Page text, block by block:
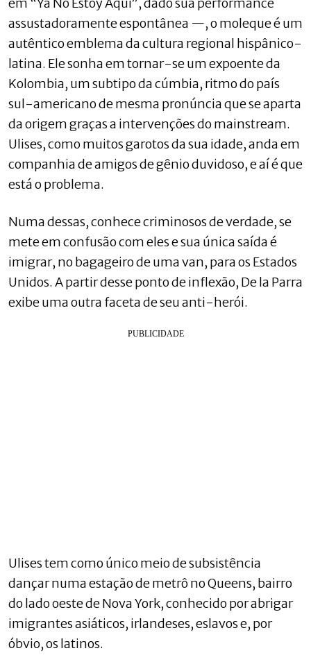
assustadoramente espontânea —, o moleque é um
autêntico emblema da cultura regional hispânico-
latina. Ele sonha em tornar-se um expoente da
Kolombia, um subtipo da cúmbia, ritmo do país
sul-americano de mesma pronúncia que se aparta
da origem graças a intervenções do mainstream.
Ulises, como muitos garotos da sua idade, anda em
companhia de amigos de gênio duvidoso, e aí é que
está o problema.
Numa dessas, conhece criminosos de verdade, se
mete em confusão com eles e sua única saída é
imigrar, no bagageiro de uma van, para os Estados
Unidos. A partir desse ponto de inflexão, De la Parra
exibe uma outra faceta de seu anti-herói.
Ulises tem como único meio de subsistência
dançar numa estação de metrô no Queens, bairro
do lado oeste de Nova York, conhecido por abrigar
imigrantes asiáticos, irlandeses, eslavos e, por
óbvio, os latinos.